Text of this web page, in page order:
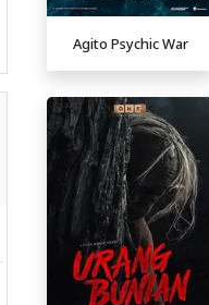
Agito Psychic War